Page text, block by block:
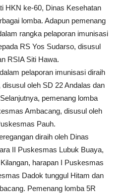
HKN ke-60, Dinas Kesehatan
lomba. Adapun pemenang
rangka pelaporan imunisasi
RS Yos Sudarso, disusul
RSIA Siti Hawa.
pelaporan imunisasi diraih
oleh SD 22 Andalas dan
pemenang lomba
Ambacang, disusul oleh
Pauh.
diraih oleh Dinas
II Puskesmas Lubuk Buaya,
harapan I Puskesmas
Dadok tunggul Hitam dan
Pemenang lomba 5R